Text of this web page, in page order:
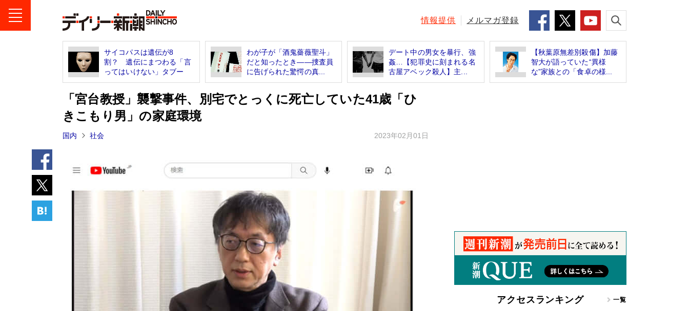
情報提供 メルマガ登録
サイコパスは遺伝が8
割？ 遺伝にまつわる「言
ってはいけない」タブー
わが子が「酒鬼薔薇聖斗」
だと知ったとき――捜査員
に告げられた驚愕の真...
デート中の男女を暴行、強
姦…【犯罪史に刻まれる名
古屋アベック殺人】主...
【秋葉原無差別殺傷】加藤
智大が語っていた“異様
な”家族との「食卓の様...
「宮台教授」襲撃事件、別宅でとっくに死亡していた41歳「ひ
きこもり男」の家庭環境
国内 社会 2023年02月01日
アクセスランキング 一覧